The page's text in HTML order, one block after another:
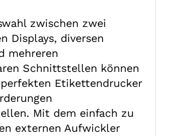
zwischen zwei
Displays, diversen
mehreren
Schnittstellen können
Etikettendrucker
Mit dem einfach zu
externen Aufwickler